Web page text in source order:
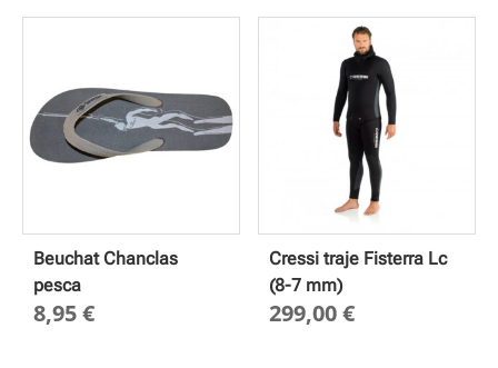
Beuchat Chanclas
pesca
8,95€
Cressi traje Fisterra Lc
(8-7 mm)
299,00€